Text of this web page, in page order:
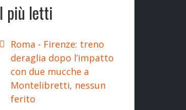
I più letti
Roma - Firenze: treno
deraglia dopo l’impatto
con due mucche a
Montelibretti, nessun
ferito